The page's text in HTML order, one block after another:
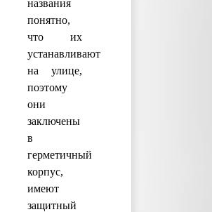
названия
понятно,
что их
устанавливают
на улице,
поэтому
они
заключены
в
герметичный
корпус,
имеют
защитный